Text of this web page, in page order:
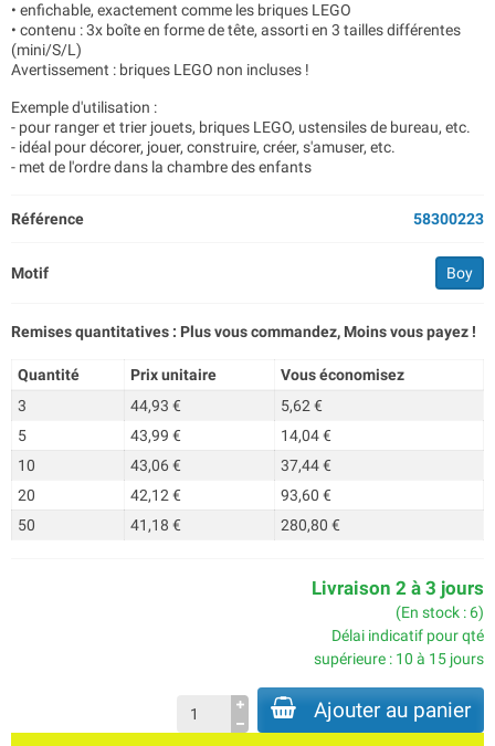
• enfichable, exactement comme les briques LEGO
• contenu : 3x boîte en forme de tête, assorti en 3 tailles différentes
(mini/S/L)
Avertissement : briques LEGO non incluses !
Exemple d'utilisation :
- pour ranger et trier jouets, briques LEGO, ustensiles de bureau, etc.
- idéal pour décorer, jouer, construire, créer, s'amuser, etc.
- met de l'ordre dans la chambre des enfants
Référence 58300223
Motif Boy
Remises quantitatives : Plus vous commandez, Moins vous payez !
Quantité Prix unitaire
Vous économisez
3
44,93 €
5,62 €
5
43,99 €
14,04 €
10
43,06 €
37,44 €
20
42,12 €
93,60 €
50
41,18 € 280,80 €
Livraison 2 à 3 jours
(En stock : 6)
Délai indicatif pour qté
supérieure : 10 à 15 jours
Ajouter au panier